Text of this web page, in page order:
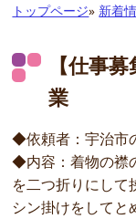
トップページ» 新着
【仕事
業
◆依頼者：宇治市
◆内容：着物の襟
を二つ折りにして
シン掛けをしてと